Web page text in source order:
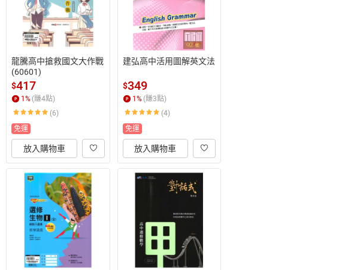
龍騰高中搶救國文大作戰
(60601)
$417
1% (賺4點)
(6)
免運
放入購物車
建弘高中活用圖解英文法
$349
1% (賺3點)
(4)
免運
放入購物車